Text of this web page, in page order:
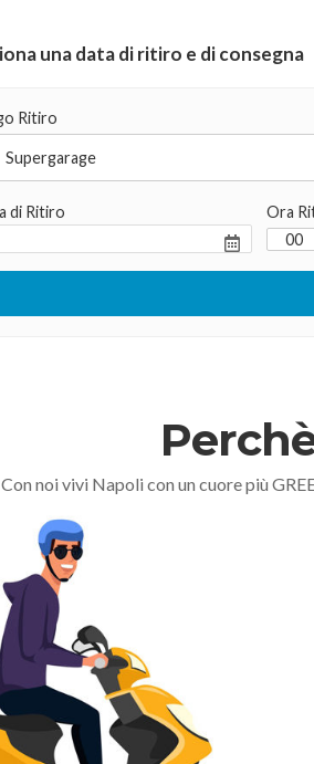
una data di ritiro e di consegna
Ritiro
di Ritiro Ora
Con noi vivi Napoli con un cuore più